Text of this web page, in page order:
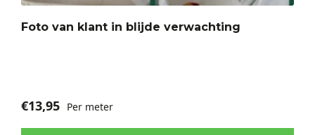
Foto van klant in blijde verwachting
€13,95 Per meter